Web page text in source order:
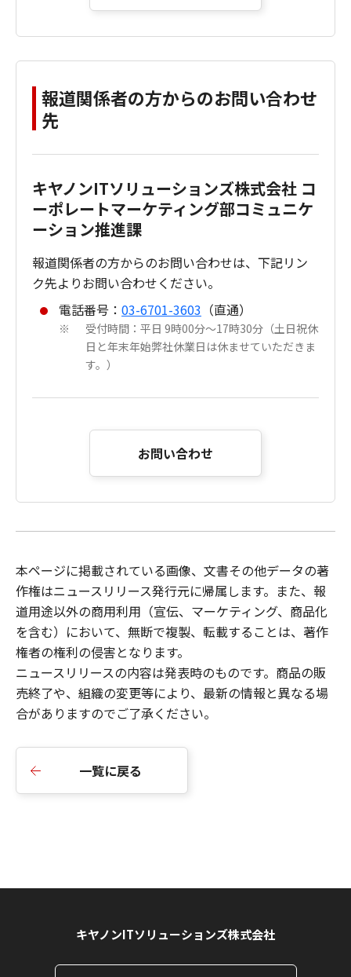
報道関係者の方からのお問い合わせ
先
キヤノンITソリューションズ株式会社 コ
ーポレートマーケティング部コミュニケ
ーション推進課
報道関係者の方からのお問い合わせは、下記リン
ク先よりお問い合わせください。
電話番号： 03-6701-3603 （直通）
※
受付時間：平日 9時00分～17時30分（土日祝休
日と年末年始弊社休業日は休ませていただきま
す。）
お問い合わせ
本ページに掲載されている画像、文書その他データの著
作権はニュースリリース発行元に帰属します。また、報
道用途以外の商用利用（宣伝、マーケティング、商品化
を含む）において、無断で複製、転載することは、著作
権者の権利の侵害となります。
ニュースリリースの内容は発表時のものです。商品の販
売終了や、組織の変更等により、最新の情報と異なる場
合がありますのでご了承ください。
一覧に戻る
キヤノンITソリューションズ株式会社